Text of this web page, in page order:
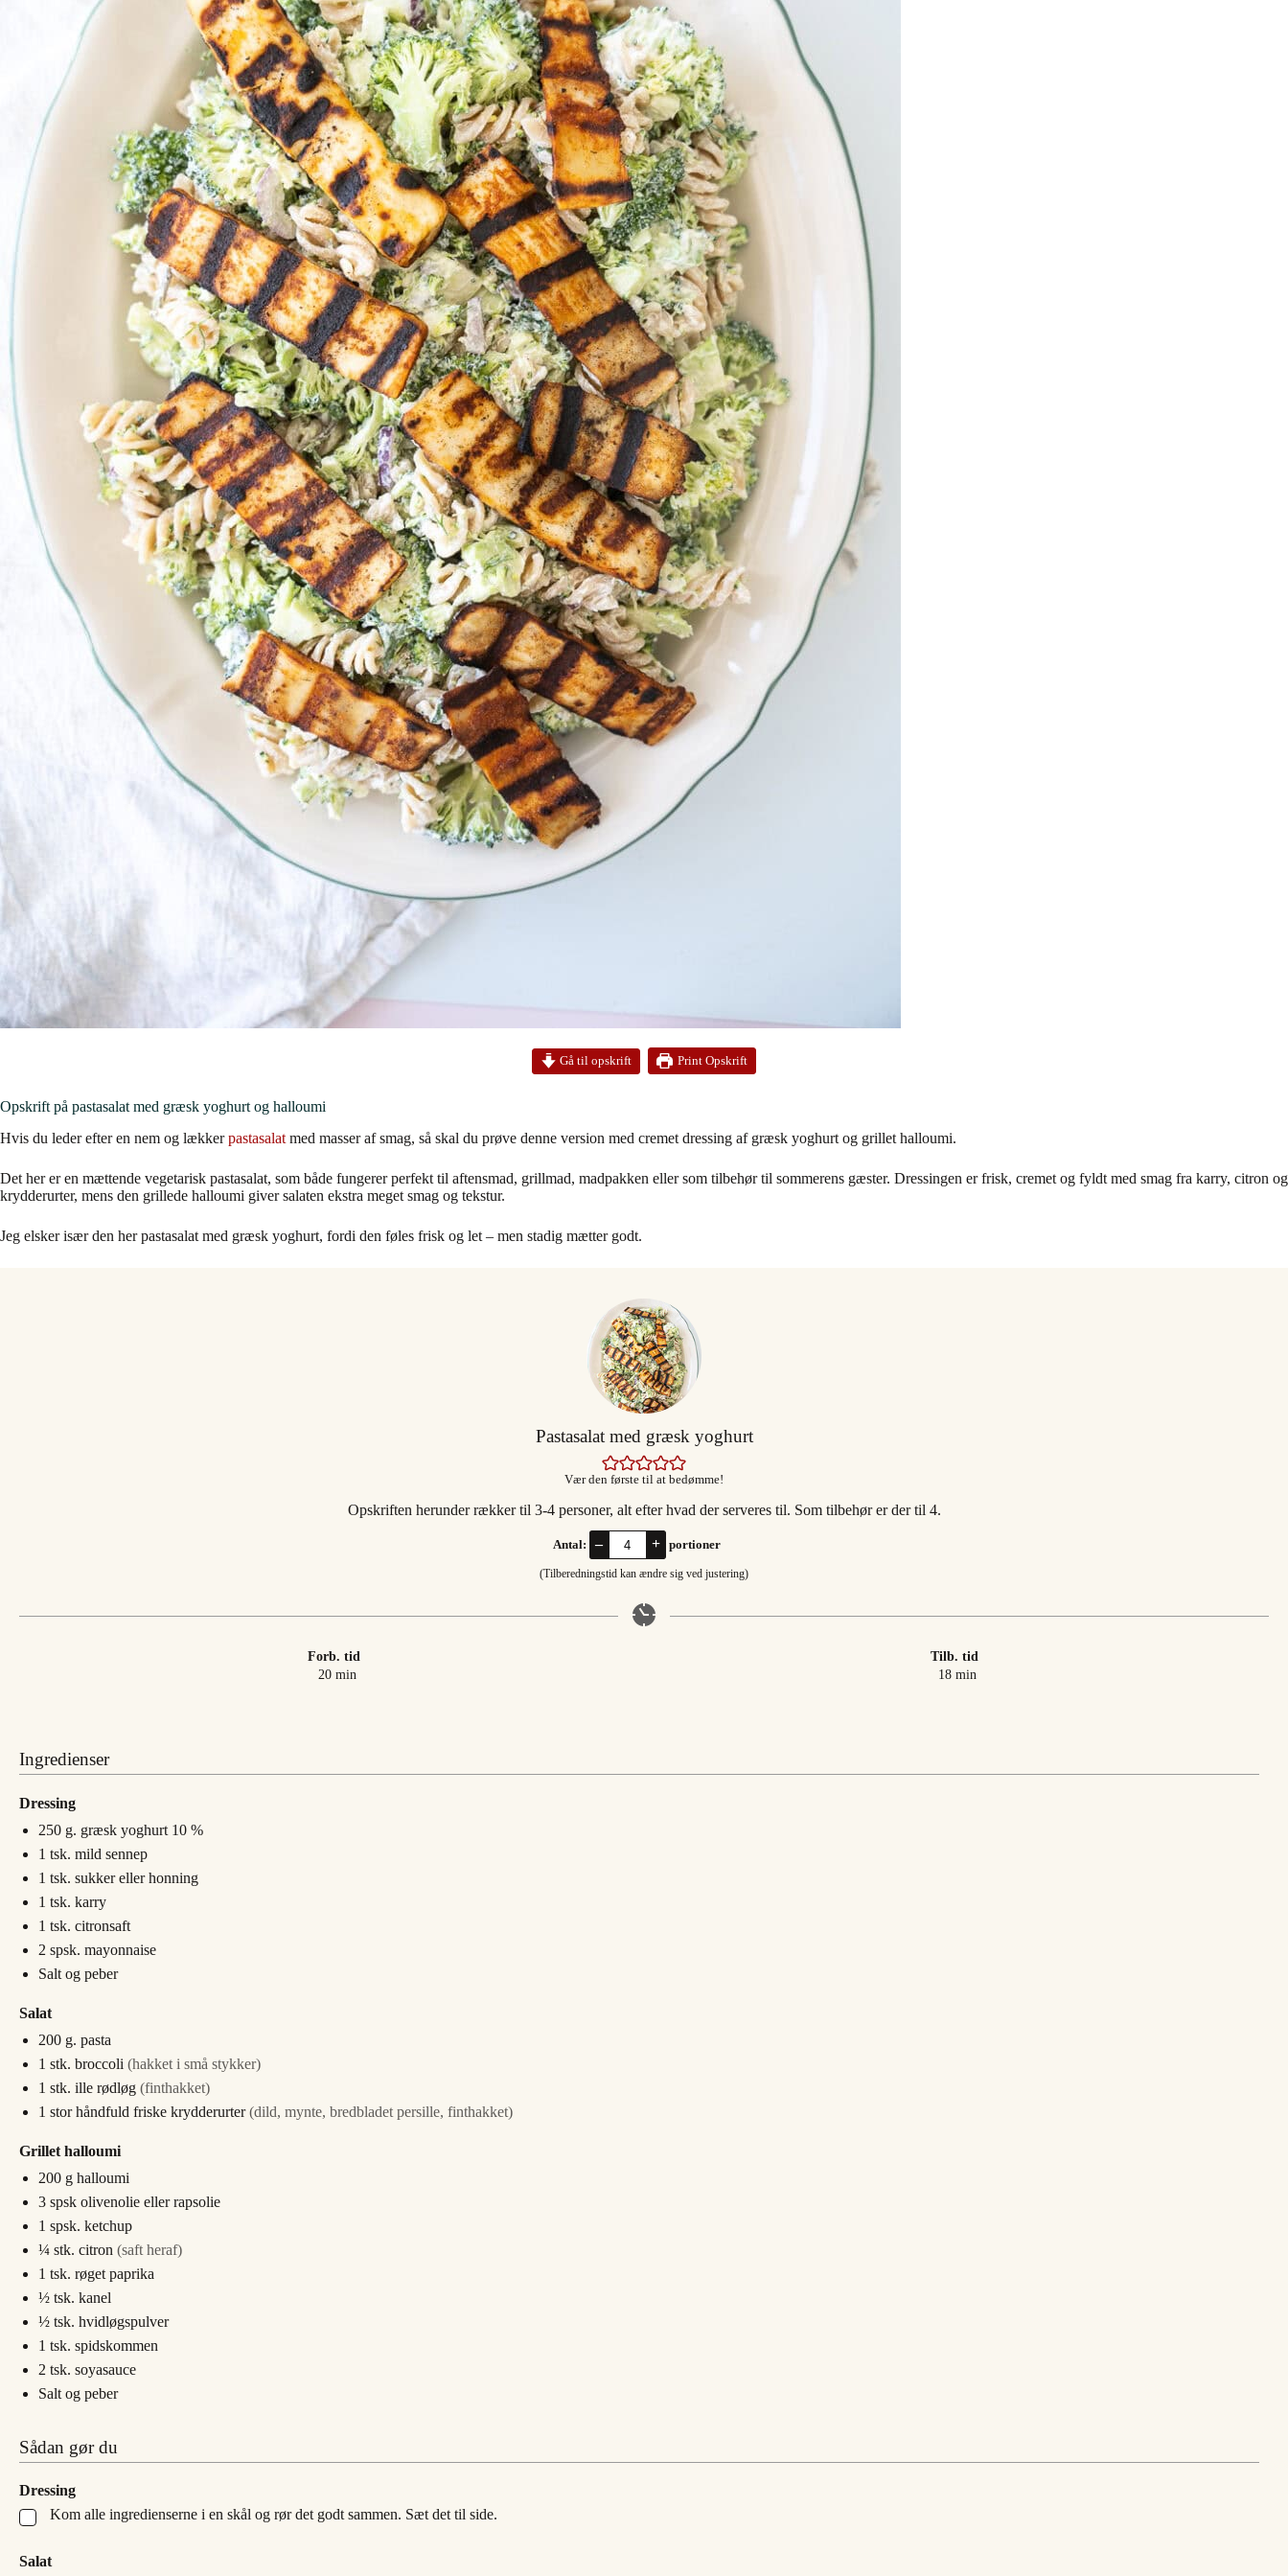
Gå til opskrift Print Opskrift
Opskrift på pastasalat med græsk yoghurt og halloumi
Hvis du leder efter en nem og lækkerpastasalat med masser af smag, så skal du prøve denne version med cremet dressing af græsk yoghurt og grillet halloumi.
Det her er en mættende vegetarisk pastasalat, som både fungerer perfekt til aftensmad, grillmad, madpakken eller som tilbehør til sommerens gæster. Dressingen er frisk, cremet og fyldt med smag fra karry, citron og
krydderurter, mens den grillede halloumi giver salaten ekstra meget smag og tekstur.
Jeg elsker især den her pastasalat med græsk yoghurt, fordi den føles frisk og let – men stadig mætter godt.
Pastasalat med græsk yoghurt
Vær den første til at bedømme!
Opskriften herunder rækker til 3-4 personer, alt efter hvad der serveres til. Som tilbehør er der til 4.
Antal: – + portioner
(Tilberedningstid kan ændre sig ved justering)
Forb. tid
20minutter
min
Tilb. tid
18minutter
min
Ingredienser
Dressing
250 g. græsk yoghurt 10 %
1 tsk. mild sennep
1 tsk. sukker eller honning
1 tsk. karry
1 tsk. citronsaft
2 spsk. mayonnaise
Salt og peber
Salat
200 g. pasta
1 stk. broccoli (hakket i små stykker)
1 stk. ille rødløg (finthakket)
1 stor håndfuld friske krydderurter (dild, mynte, bredbladet persille, finthakket)
Grillet halloumi
200 g halloumi
3 spsk olivenolie eller rapsolie
1 spsk. ketchup
¼ stk. citron (saft heraf)
1 tsk. røget paprika
½ tsk. kanel
½ tsk. hvidløgspulver
1 tsk. spidskommen
2 tsk. soyasauce
Salt og peber
Sådan gør du
Dressing
▢
Kom alle ingredienserne i en skål og rør det godt sammen. Sæt det til side.
Salat